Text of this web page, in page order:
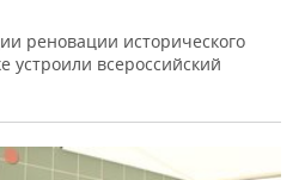
реновации исторического
устроили всероссийский